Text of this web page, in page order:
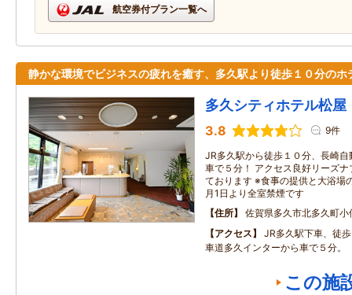
航空券付プラン一覧へ
静かな環境でビジネスの疲れを癒す、多久駅より徒歩１０分のホ
多久シティホテル松屋
3.8 9件
JR多久駅から徒歩１０分、長崎
車で５分！ アクセス良好リーズ
ております ※食事の提供と大浴場
月1日より全室禁煙です
住所
佐賀県多久市北多久町小
アクセス
JR多久駅下車、徒
車道多久インターから車で５分。
この施